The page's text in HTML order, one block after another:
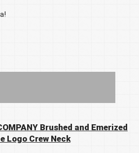
Brushed and Emerized
Logo Crew Neck